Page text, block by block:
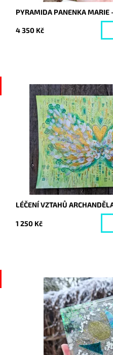
PYRAMIDA PANENKA MARIE
4 350 Kč
Dostupnost:
Vyprodáno
10067
LÉČENÍ VZTAHŮ
1 250 Kč
Dostupnost:
Vyprodáno
10095